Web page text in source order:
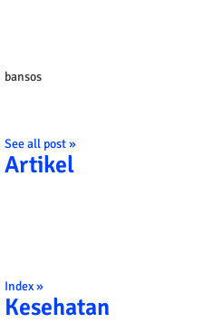
bansos
See all post »
Artikel
Index »
Kesehatan